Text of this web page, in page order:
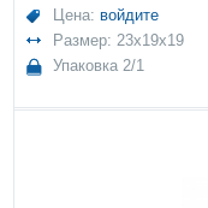
Цена: войдите
Размер: 23x19x19
Упаковка 2/1